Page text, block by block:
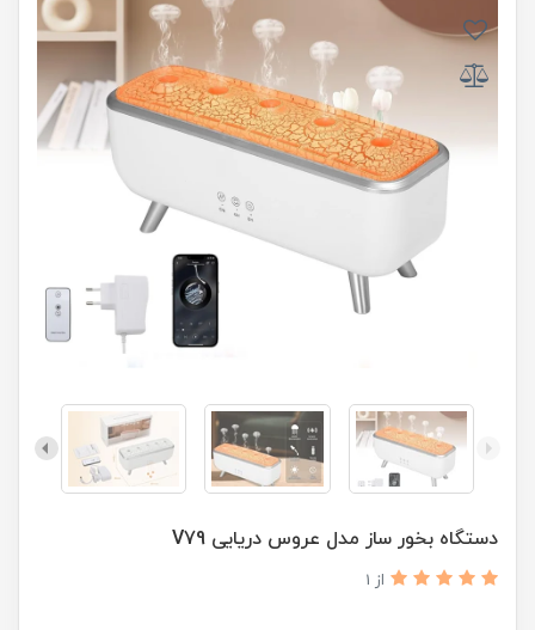
دستگاه بخور ساز مدل عروس دریایی V79
از 1